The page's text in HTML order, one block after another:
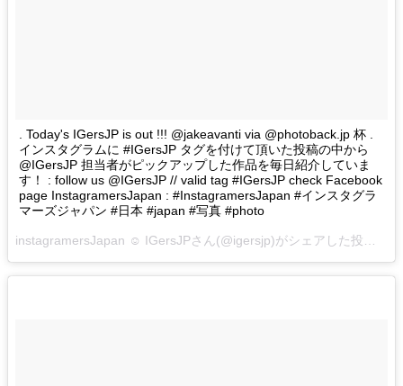
. Today's IGersJP is out !!! @jakeavanti via @photoback.jp 杯 .
インスタグラムに #IGersJP タグを付けて頂いた投稿の中から
@IGersJP 担当者がピックアップした作品を毎日紹介していま
す！ : follow us @IGersJP // valid tag #IGersJP check Facebook
page InstagramersJapan : #InstagramersJapan #インスタグラ
マーズジャパン #日本 #japan #写真 #photo